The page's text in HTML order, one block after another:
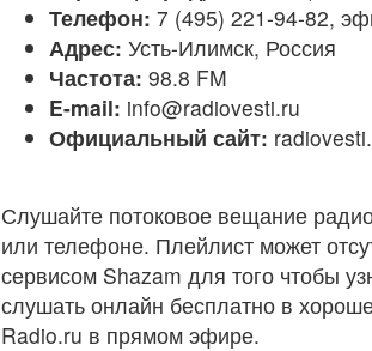
Телефон: 7 (495) 221-94-82,
Адрес: Усть-Илимск, Россия
Частота: 98.8 FM
E-mail: info@radiovesti.ru
Официальный сайт:
Слушайте потоковое вещание
или телефоне. Плейлист может
сервисом Shazam для того чтобы
слушать онлайн бесплатно в
Radio.ru в прямом эфире.